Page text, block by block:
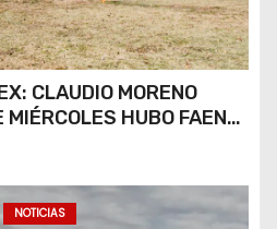
CLAUDIO MORENO
MIÉRCOLES HUBO FAENA
NOTICIAS